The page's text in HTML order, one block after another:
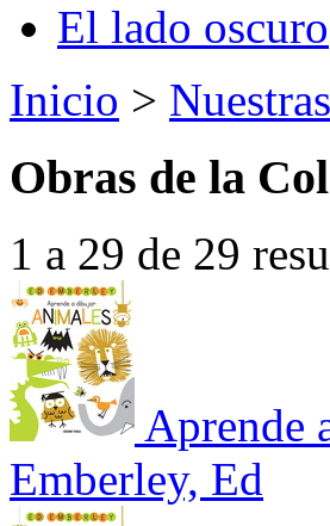
El lado oscuro
Inicio >
Obras de la
1 a 29 de 29
Aprende
Emberley, Ed